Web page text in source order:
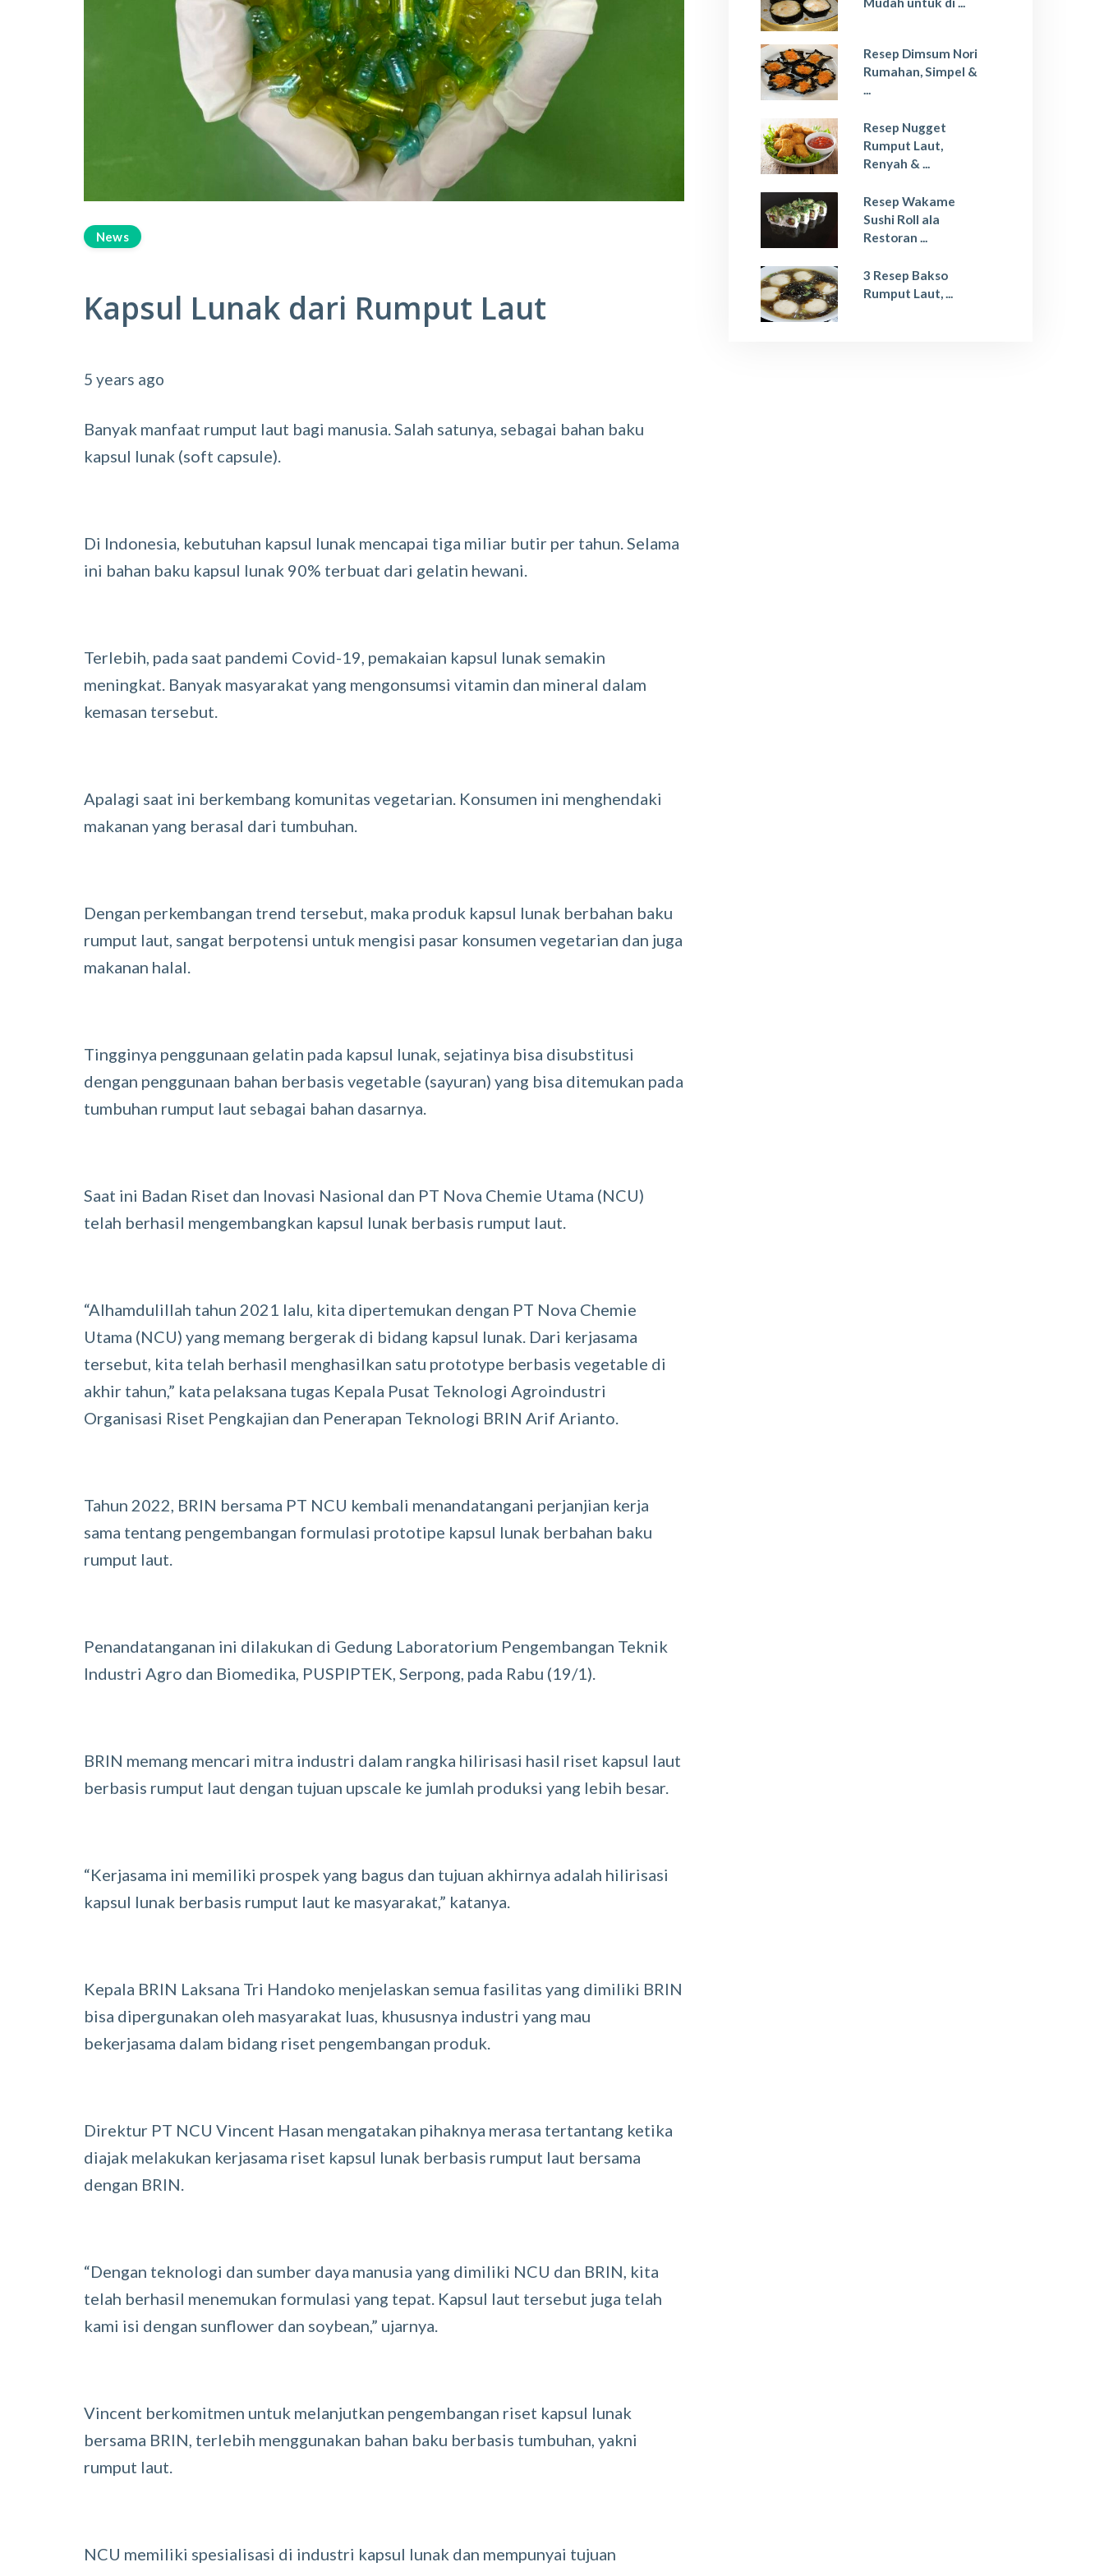
News
Kapsul Lunak dari Rumput Laut
5 years ago
Banyak manfaat rumput laut bagi manusia. Salah satunya, sebagai bahan baku
kapsul lunak (soft capsule).
Di Indonesia, kebutuhan kapsul lunak mencapai tiga miliar butir per tahun. Selama
ini bahan baku kapsul lunak 90% terbuat dari gelatin hewani.
Terlebih, pada saat pandemi Covid-19, pemakaian kapsul lunak semakin
meningkat. Banyak masyarakat yang mengonsumsi vitamin dan mineral dalam
kemasan tersebut.
Apalagi saat ini berkembang komunitas vegetarian. Konsumen ini menghendaki
makanan yang berasal dari tumbuhan.
Dengan perkembangan trend tersebut, maka produk kapsul lunak berbahan baku
rumput laut, sangat berpotensi untuk mengisi pasar konsumen vegetarian dan juga
makanan halal.
Tingginya penggunaan gelatin pada kapsul lunak, sejatinya bisa disubstitusi
dengan penggunaan bahan berbasis vegetable (sayuran) yang bisa ditemukan pada
tumbuhan rumput laut sebagai bahan dasarnya.
Saat ini Badan Riset dan Inovasi Nasional dan PT Nova Chemie Utama (NCU)
telah berhasil mengembangkan kapsul lunak berbasis rumput laut.
“Alhamdulillah tahun 2021 lalu, kita dipertemukan dengan PT Nova Chemie
Utama (NCU) yang memang bergerak di bidang kapsul lunak. Dari kerjasama
tersebut, kita telah berhasil menghasilkan satu prototype berbasis vegetable di
akhir tahun,” kata pelaksana tugas Kepala Pusat Teknologi Agroindustri
Organisasi Riset Pengkajian dan Penerapan Teknologi BRIN Arif Arianto.
Tahun 2022, BRIN bersama PT NCU kembali menandatangani perjanjian kerja
sama tentang pengembangan formulasi prototipe kapsul lunak berbahan baku
rumput laut.
Penandatanganan ini dilakukan di Gedung Laboratorium Pengembangan Teknik
Industri Agro dan Biomedika, PUSPIPTEK, Serpong, pada Rabu (19/1).
BRIN memang mencari mitra industri dalam rangka hilirisasi hasil riset kapsul laut
berbasis rumput laut dengan tujuan upscale ke jumlah produksi yang lebih besar.
“Kerjasama ini memiliki prospek yang bagus dan tujuan akhirnya adalah hilirisasi
kapsul lunak berbasis rumput laut ke masyarakat,” katanya.
Kepala BRIN Laksana Tri Handoko menjelaskan semua fasilitas yang dimiliki BRIN
bisa dipergunakan oleh masyarakat luas, khususnya industri yang mau
bekerjasama dalam bidang riset pengembangan produk.
Direktur PT NCU Vincent Hasan mengatakan pihaknya merasa tertantang ketika
diajak melakukan kerjasama riset kapsul lunak berbasis rumput laut bersama
dengan BRIN.
“Dengan teknologi dan sumber daya manusia yang dimiliki NCU dan BRIN, kita
telah berhasil menemukan formulasi yang tepat. Kapsul laut tersebut juga telah
kami isi dengan sunflower dan soybean,” ujarnya.
Vincent berkomitmen untuk melanjutkan pengembangan riset kapsul lunak
bersama BRIN, terlebih menggunakan bahan baku berbasis tumbuhan, yakni
rumput laut.
NCU memiliki spesialisasi di industri kapsul lunak dan mempunyai tujuan
Resep Dimsum Nori
Rumahan, Simpel &
...
Resep Nugget
Rumput Laut,
Renyah & ...
Resep Wakame
Sushi Roll ala
Restoran ...
3 Resep Bakso
Rumput Laut, ...